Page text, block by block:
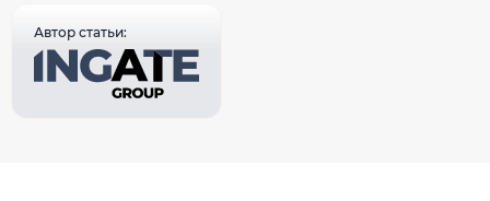
Автор статьи: